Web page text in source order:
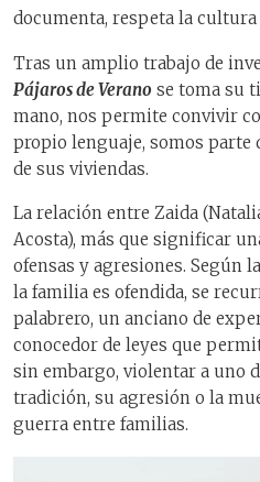
documenta, respeta la cultura
Tras un amplio trabajo de
Pájaros de Verano se toma su
mano, nos permite convivir
propio lenguaje, somos parte
de sus viviendas.
La relación entre Zaida
Acosta), más que significar
ofensas y agresiones. Según
la familia es ofendida, se
palabrero, un anciano de
conocedor de leyes que
sin embargo, violentar a uno
tradición, su agresión o la
guerra entre familias.